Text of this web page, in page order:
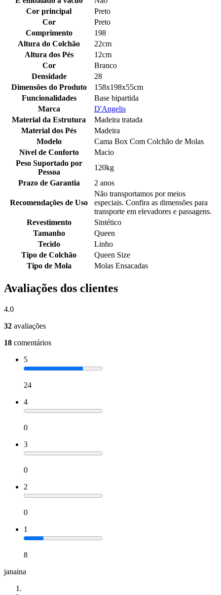
Cor principal
Preto
Cor
Preto
Comprimento
198
Altura do Colchão
22cm
Altura dos Pés
12cm
Cor
Branco
Densidade
28
Dimensões do Produto
158x198x55cm
Funcionalidades
Base bipartida
Marca
D'Angelis
Material da Estrutura
Madeira tratada
Material dos Pés
Madeira
Modelo
Cama Box Com Colchão de Molas
Nível de Conforto
Macio
Peso Suportado por
Pessoa
120kg
Prazo de Garantia
2 anos
Recomendações de Uso
Não transportamos por meios
especiais. Confira as dimensões para
transporte em elevadores e passagens.
Revestimento
Sintético
Tamanho
Queen
Tecido
Linho
Tipo de Colchão
Queen Size
Tipo de Mola
Molas Ensacadas
Avaliações dos clientes
4.0
32 avaliações
18 comentários
5
24
4
0
3
0
2
0
1
8
janaina